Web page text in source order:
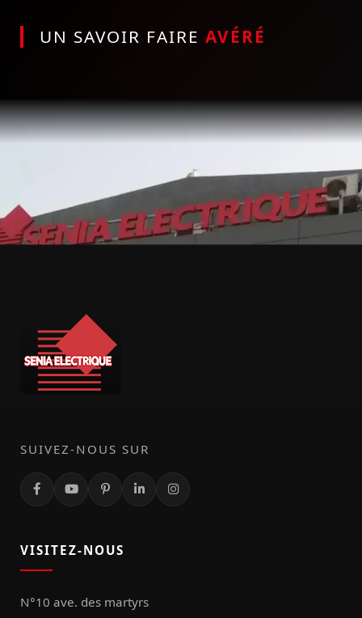
UN SAVOIR FAIRE AVÉRÉ
SUIVEZ-NOUS SUR
VISITEZ-NOUS
N°10 ave. des martyrs